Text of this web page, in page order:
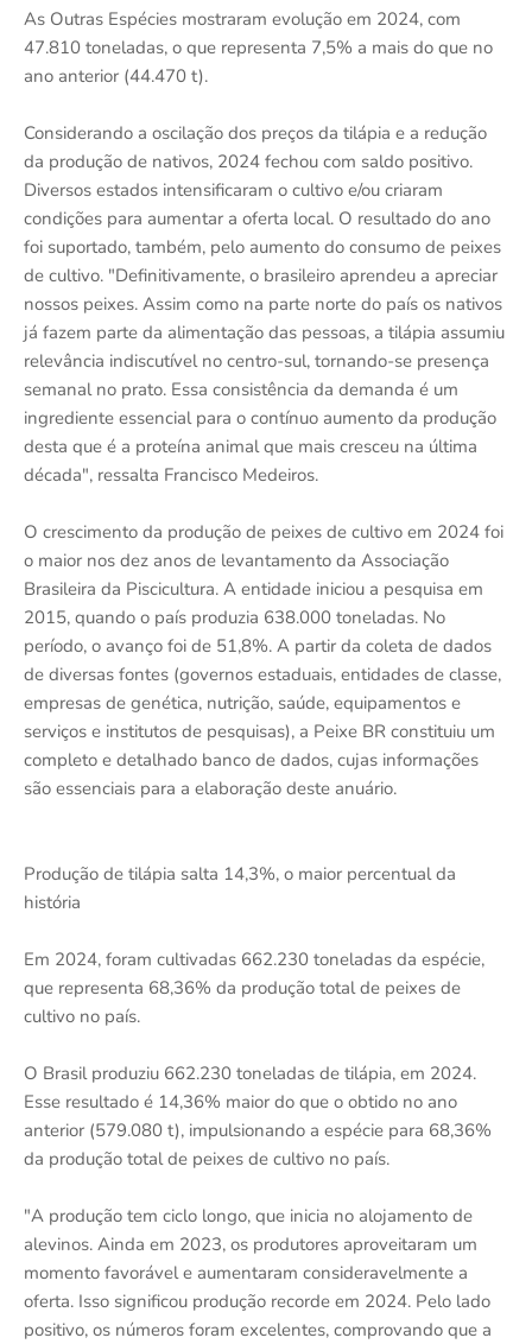
As Outras Espécies mostraram evolução em 2024, com
47.810 toneladas, o que representa 7,5% a mais do que no
ano anterior (44.470 t).
Considerando a oscilação dos preços da tilápia e a redução
da produção de nativos, 2024 fechou com saldo positivo.
Diversos estados intensificaram o cultivo e/ou criaram
condições para aumentar a oferta local. O resultado do ano
foi suportado, também, pelo aumento do consumo de peixes
de cultivo. "Definitivamente, o brasileiro aprendeu a apreciar
nossos peixes. Assim como na parte norte do país os nativos
já fazem parte da alimentação das pessoas, a tilápia assumiu
relevância indiscutível no centro-sul, tornando-se presença
semanal no prato. Essa consistência da demanda é um
ingrediente essencial para o contínuo aumento da produção
desta que é a proteína animal que mais cresceu na última
década", ressalta Francisco Medeiros.
O crescimento da produção de peixes de cultivo em 2024 foi
o maior nos dez anos de levantamento da Associação
Brasileira da Piscicultura. A entidade iniciou a pesquisa em
2015, quando o país produzia 638.000 toneladas. No
período, o avanço foi de 51,8%. A partir da coleta de dados
de diversas fontes (governos estaduais, entidades de classe,
empresas de genética, nutrição, saúde, equipamentos e
serviços e institutos de pesquisas), a Peixe BR constituiu um
completo e detalhado banco de dados, cujas informações
são essenciais para a elaboração deste anuário.
Produção de tilápia salta 14,3%, o maior percentual da
história
Em 2024, foram cultivadas 662.230 toneladas da espécie,
que representa 68,36% da produção total de peixes de
cultivo no país.
O Brasil produziu 662.230 toneladas de tilápia, em 2024.
Esse resultado é 14,36% maior do que o obtido no ano
anterior (579.080 t), impulsionando a espécie para 68,36%
da produção total de peixes de cultivo no país.
"A produção tem ciclo longo, que inicia no alojamento de
alevinos. Ainda em 2023, os produtores aproveitaram um
momento favorável e aumentaram consideravelmente a
oferta. Isso significou produção recorde em 2024. Pelo lado
positivo, os números foram excelentes, comprovando que a